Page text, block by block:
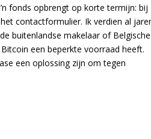
fonds opbrengt op korte termijn: bij
contactformulier. Ik verdien al
buitenlandse makelaar of Belgische
een beperkte voorraad heeft.
een oplossing zijn om tegen